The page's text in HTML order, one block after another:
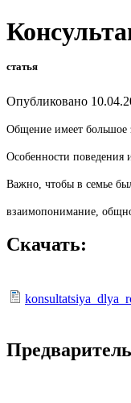
статья
Опубликовано
Общение имеет большое
Особенности поведения
Важно, чтобы в семье
взаимопонимание,
Скачать: